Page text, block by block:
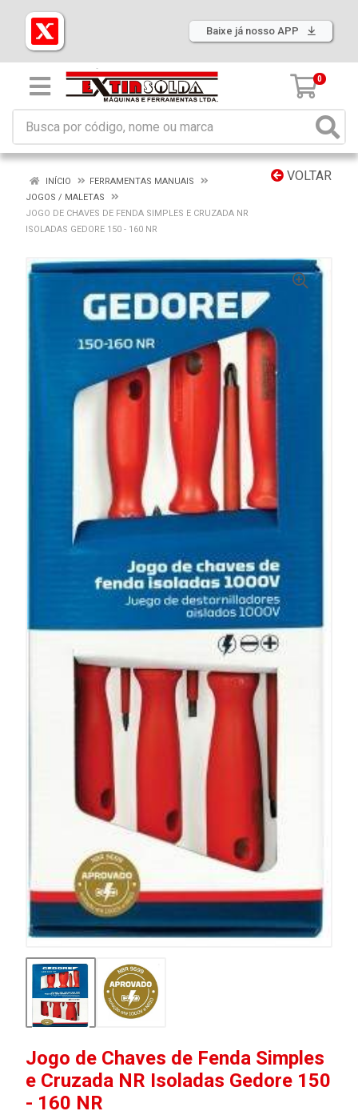
Baixe já nosso APP
0
VOLTAR
INÍCIO
FERRAMENTAS MANUAIS
JOGOS / MALETAS
JOGO DE CHAVES DE FENDA SIMPLES E CRUZADA NR
ISOLADAS GEDORE 150 - 160 NR
Jogo de Chaves de Fenda Simples
e Cruzada NR Isoladas Gedore 150
- 160 NR